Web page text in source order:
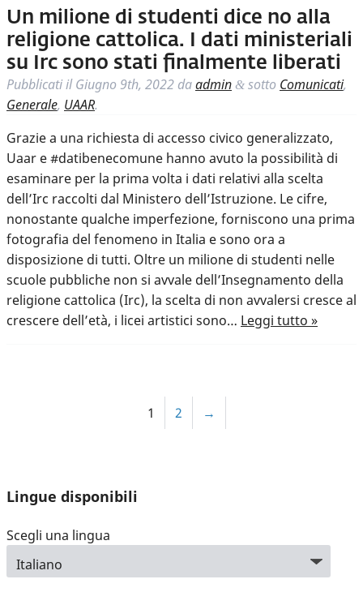
Un milione di studenti dice no alla
religione cattolica. I dati ministeriali
su Irc sono stati finalmente liberati
Pubblicati ilGiugno 9th, 2022 daadmin & sotto Comunicati,
Generale, UAAR.
Grazie a una richiesta di accesso civico generalizzato,
Uaar e #datibenecomune hanno avuto la possibilità di
esaminare per la prima volta i dati relativi alla scelta
dell’Irc raccolti dal Ministero dell’Istruzione. Le cifre,
nonostante qualche imperfezione, forniscono una prima
fotografia del fenomeno in Italia e sono ora a
disposizione di tutti. Oltre un milione di studenti nelle
scuole pubbliche non si avvale dell’Insegnamento della
religione cattolica (Irc), la scelta di non avvalersi cresce al
crescere dell’età, i licei artistici sono… Leggi tutto »
1 2 →
Lingue disponibili
Scegli una lingua